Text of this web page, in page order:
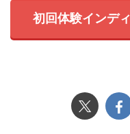
初回体験インデ